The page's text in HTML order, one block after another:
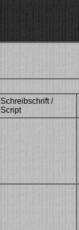
Schreibschrift /
Script